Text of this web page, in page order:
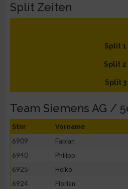
Split Zeiten
Split 1
Split 2
Split 3
Team Siemens AG /
Stnr Vorname
6909 Fabian
6940
Philipp
6925
Heiko
6924
Florian